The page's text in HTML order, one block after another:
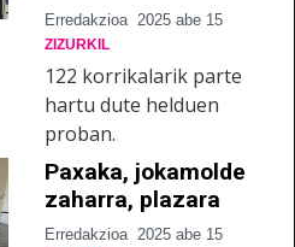
Erredakzioa 2025 abe 15
ZIZURKIL
122 korrikalarik parte
hartu dute helduen
proban.
Paxaka, jokamolde
zaharra, plazara
Erredakzioa 2025 abe 15